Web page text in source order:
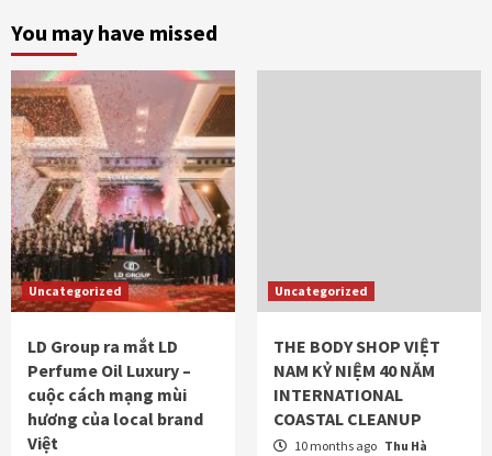
You may have missed
Uncategorized
LD Group ra mắt LD
Perfume Oil Luxury –
cuộc cách mạng mùi
hương của local brand
Việt
Uncategorized
THE BODY SHOP VIỆT
NAM KỶ NIỆM 40 NĂM
INTERNATIONAL
COASTAL CLEANUP
10 months ago Thu Hà